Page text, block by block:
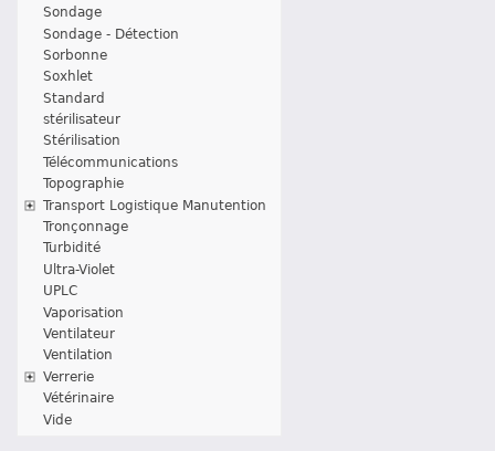
Sondage
Sondage - Détection
Sorbonne
Soxhlet
Standard
stérilisateur
Stérilisation
Télécommunications
Topographie
Transport Logistique Manutention
Tronçonnage
Turbidité
Ultra-Violet
UPLC
Vaporisation
Ventilateur
Ventilation
Verrerie
Vétérinaire
Vide